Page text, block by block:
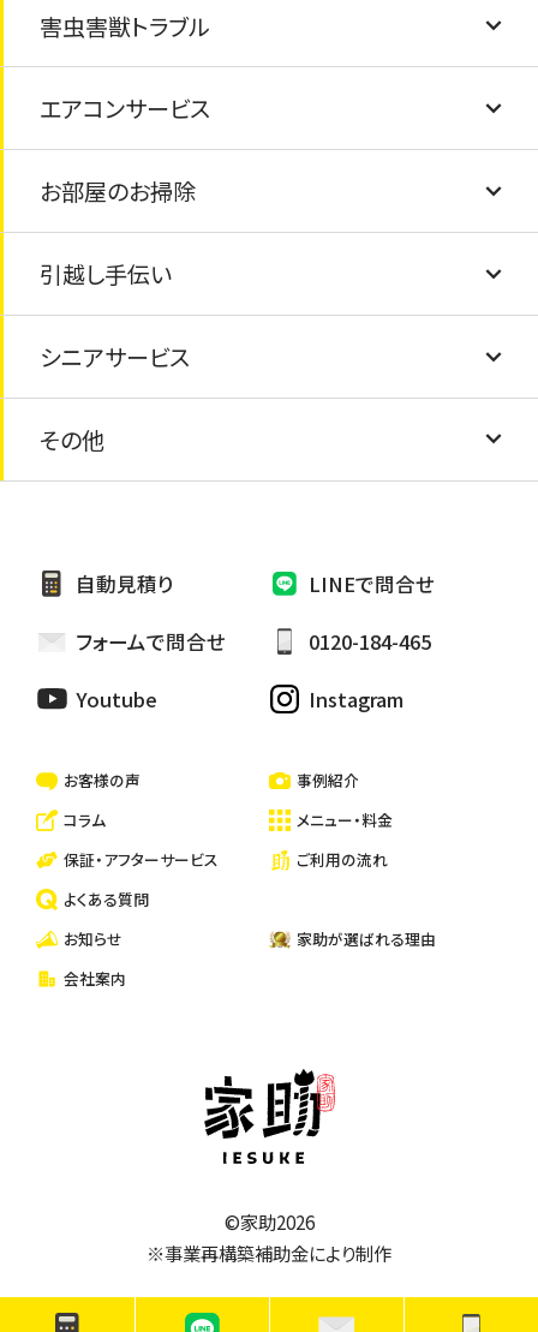
タイル交換/ひび割れ
フェンス工事
塗装工事
屋根の葺き替え
防水工事
外壁シーリング補修
雨樋修繕/つまり
布団・毛布の処分
仏壇の処分・閉眼供養
ピアノの処分
太陽光パネルの処分
太陽熱温水器の処分
家具の処分
家具組み立て
排水溝の詰まり
トイレの詰まり
給湯器の交換
水道の蛇口交換
蛇口の水漏れ
害虫害獣トラブル
シロアリ・害虫駆除
害獣駆除
エアコンサービス
エアコンクリーニング
エアコン取付け・取外し
エアコンの撤去・処分
お部屋のお掃除
畳の交換
障子・襖の張り替え
網戸の交換
カーテン取り替け
ハウスクリーニング
一戸建て・マンション・アパートの清掃
引越し手伝い
引越し手伝い
シニアサービス
安心シニアサービス
その他
ペットのお世話・散歩代行
自動見積り
LINEで問合せ
フォームで問合せ
0120-184-465
Youtube
Instagram
お客様の声
事例紹介
コラム
メニュー・料金
保証・アフターサービス
ご利用の流れ
よくある質問
お知らせ
家助が選ばれる理由
会社案内
©家助2026
※事業再構築補助金により制作